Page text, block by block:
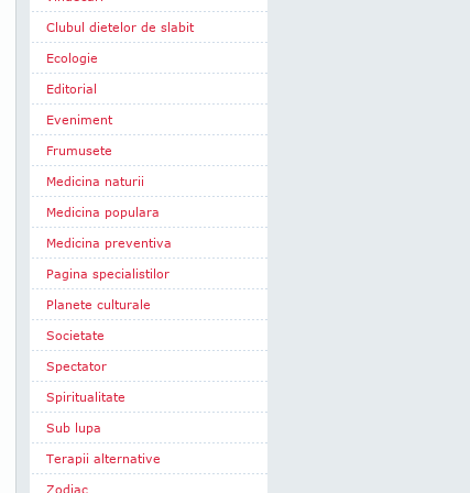
Clubul dietelor de slabit
Ecologie
Editorial
Eveniment
Frumusete
Medicina naturii
Medicina populara
Medicina preventiva
Pagina specialistilor
Planete culturale
Societate
Spectator
Spiritualitate
Sub lupa
Terapii alternative
Zodiac